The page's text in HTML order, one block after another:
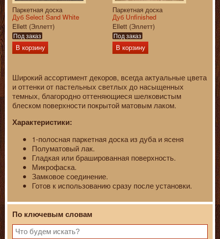
Паркетная доска
Дуб Select Sand White
Ellett (Эллетт)
Под заказ
В корзину
Паркетная доска
Дуб Unfinished
Ellett (Эллетт)
Под заказ
В корзину
Широкий ассортимент декоров, всегда актуальные цвета
и оттенки от пастельных светлых до насыщенных
темных, благородно оттеняющиеся шелковистым
блеском поверхности покрытой матовым лаком.
Характеристики:
1-полосная паркетная доска из дуба и ясеня
Полуматовый лак.
Гладкая или брашированная поверхность.
Микрофаска.
Замковое соединение.
Готов к использованию сразу после установки.
По ключевым словам